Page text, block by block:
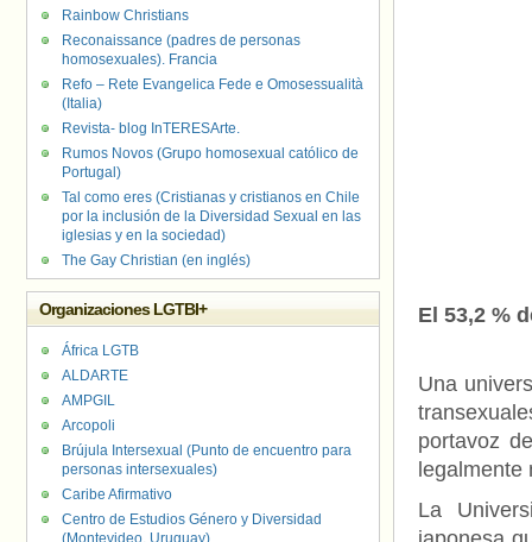
El 53,2 %
Una
portavoz
legalmente
La
Rainbow Christians
Reconaissance (padres de personas
homosexuales). Francia
Refo – Rete Evangelica Fede e Omosessualità
(Italia)
Revista- blog InTERESArte.
Rumos Novos (Grupo homosexual católico de
Portugal)
Tal como eres (Cristianas y cristianos en Chile
por la inclusión de la Diversidad Sexual en las
iglesias y en la sociedad)
The Gay Christian (en inglés)
Organizaciones LGTBI+
África LGTB
ALDARTE
AMPGIL
Arcopoli
Brújula Intersexual (Punto de encuentro para
personas intersexuales)
Caribe Afirmativo
Centro de Estudios Género y Diversidad
(Montevideo, Uruguay)